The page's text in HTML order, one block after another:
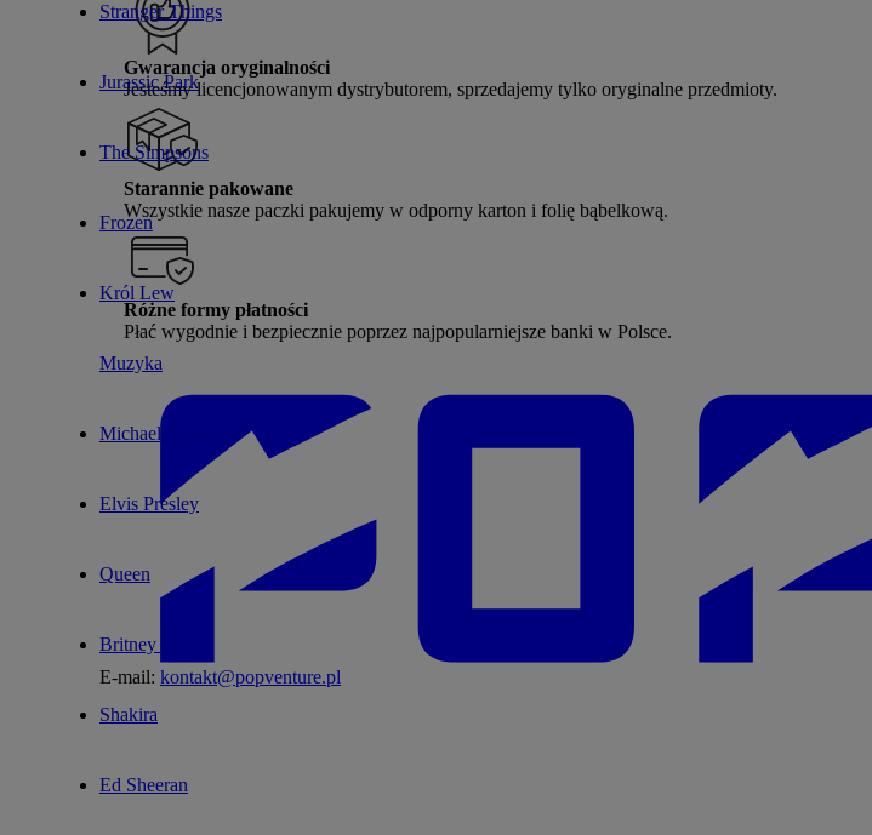
Stranger Things
Jurassic Park
The Simpsons
Frozen
Król Lew
Muzyka
Michael Jackson
Elvis Presley
Queen
Britney Spears
Shakira
Ed Sheeran
Gwarancja oryginalności
Jesteśmy licencjonowanym dystrybutorem, sprzedajemy tylko oryginalne przedmioty.
Starannie pakowane
Wszystkie nasze paczki pakujemy w odporny karton i folię bąbelkową.
Różne formy płatności
Płać wygodnie i bezpiecznie poprzez najpopularniejsze banki w Polsce.
E-mail: kontakt@popventure.pl